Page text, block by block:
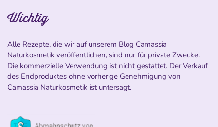
Wichtig
Alle Rezepte, die wir auf unserem Blog Camassia
Naturkosmetik veröffentlichen, sind nur für private Zwecke.
Die kommerzielle Verwendung ist nicht gestattet. Der Verkauf
des Endproduktes ohne vorherige Genehmigung von
Camassia Naturkosmetik ist untersagt.